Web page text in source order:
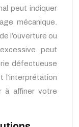
peut indiquer
mécanique.
l’ouverture ou
peut
défectueuse
l’interprétation
à affiner votre